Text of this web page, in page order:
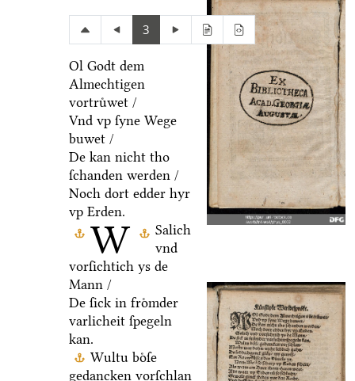
3
W
Ol Godt dem
Almechtigen
vortruͤwet /
Vnd vp ſyne Wege
buwet /
De kan nicht tho
ſchanden werden /
Noch dort edder hyr
vp Erden.
Salich
vnd
vorſichtich ys de
Mann /
De ſick in froͤmder
varlicheit ſpegeln
kan.
Wultu boͤſe
gedancken vorſchlan